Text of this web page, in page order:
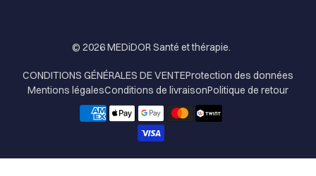
© 2026MEDiDOR Santé et thérapie.
CONDITIONS GÉNÉRALES DE VENTEProtection des données
Mentions légalesConditions de livraisonPolitique de retour